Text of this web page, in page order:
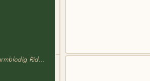
Svensk Varmblodig Ridhäst